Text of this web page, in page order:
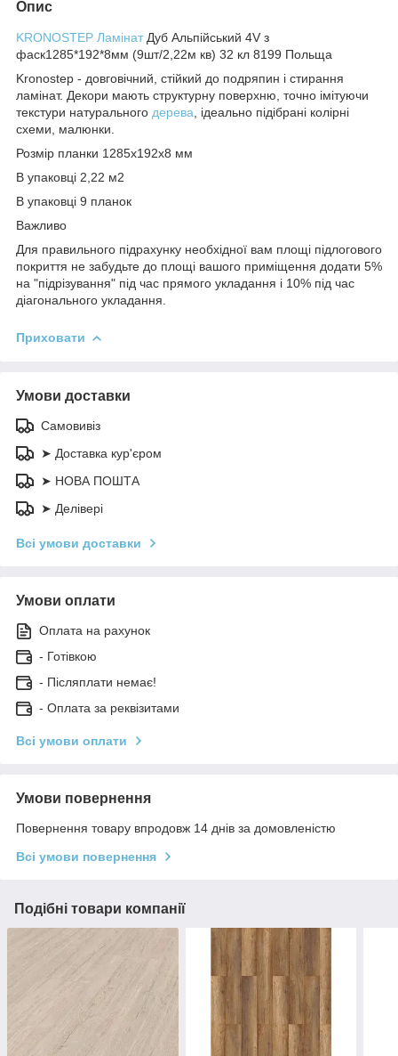
Опис
KRONOSTEP ЛамінатДуб Альпійський 4V з
фаск1285*192*8мм (9шт/2,22м кв) 32 кл 8199 Польща
Kronostep - довговічний, стійкий до подряпин і стирання
ламінат. Декори мають структурну поверхню, точно імітуючи
текстури натурального дерева , ідеально підібрані колірні
схеми, малюнки.
Розмір планки 1285х192х8 мм
В упаковці 2,22 м2
В упаковці 9 планок
Важливо
Для правильного підрахунку необхідної вам площі підлогового
покриття не забудьте до площі вашого приміщення додати 5%
на "підрізування" під час прямого укладання і 10% під час
діагонального укладання.
Приховати
Умови доставки
Самовивіз
➤ Доставка кур'єром
➤ НОВА ПОШТА
➤ Делівері
Всі умови доставки
Умови оплати
Оплата на рахунок
- Готівкою
- Післяплати немає!
- Оплата за реквізитами
Всі умови оплати
Умови повернення
Повернення товару впродовж 14 днів за домовленістю
Всі умови повернення
Подібні товари компанії